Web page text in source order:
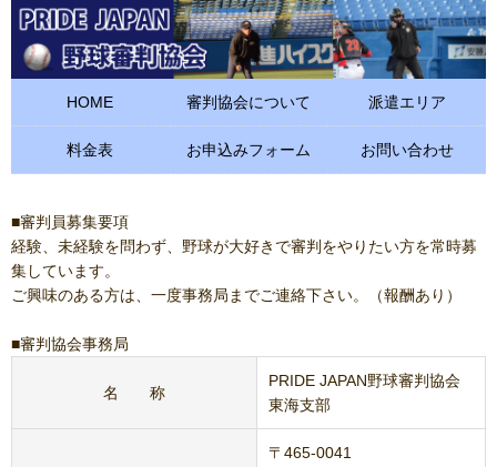
HOME 審判協会について 派遣エリア
料金表 お申込みフォーム お問い合わせ
■審判員募集要項
経験、未経験を問わず、野球が大好きで審判をやりたい方を常時募
集しています。
ご興味のある方は、一度事務局までご連絡下さい。（報酬あり）
■審判協会事務局
名 称
PRIDE JAPAN野球審判協会
東海支部
〒465-0041